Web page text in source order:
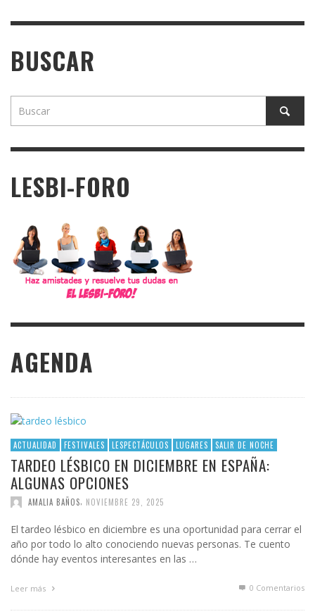
BUSCAR
LESBI-FORO
AGENDA
ACTUALIDAD FESTIVALES LESPECTÁCULOS LUGARES SALIR DE NOCHE
TARDEO LÉSBICO EN DICIEMBRE EN ESPAÑA:
ALGUNAS OPCIONES
AMALIA BAÑOS NOVIEMBRE 29, 2025
El tardeo lésbico en diciembre es una oportunidad para cerrar el
año por todo lo alto conociendo nuevas personas. Te cuento
dónde hay eventos interesantes en las …
Leer más 0 Comentarios